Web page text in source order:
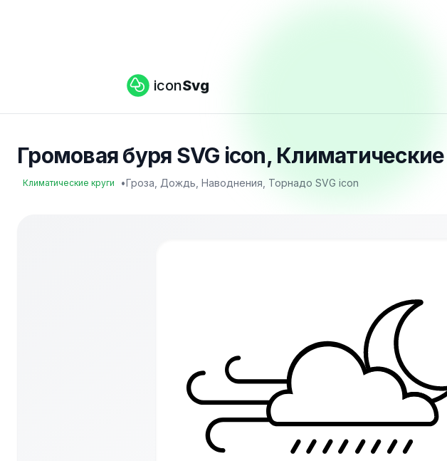
iconSvg
Громовая буря SVG icon,
Климатические круги •Гроза, Дождь, Наводнения, Торнадо SVG icon